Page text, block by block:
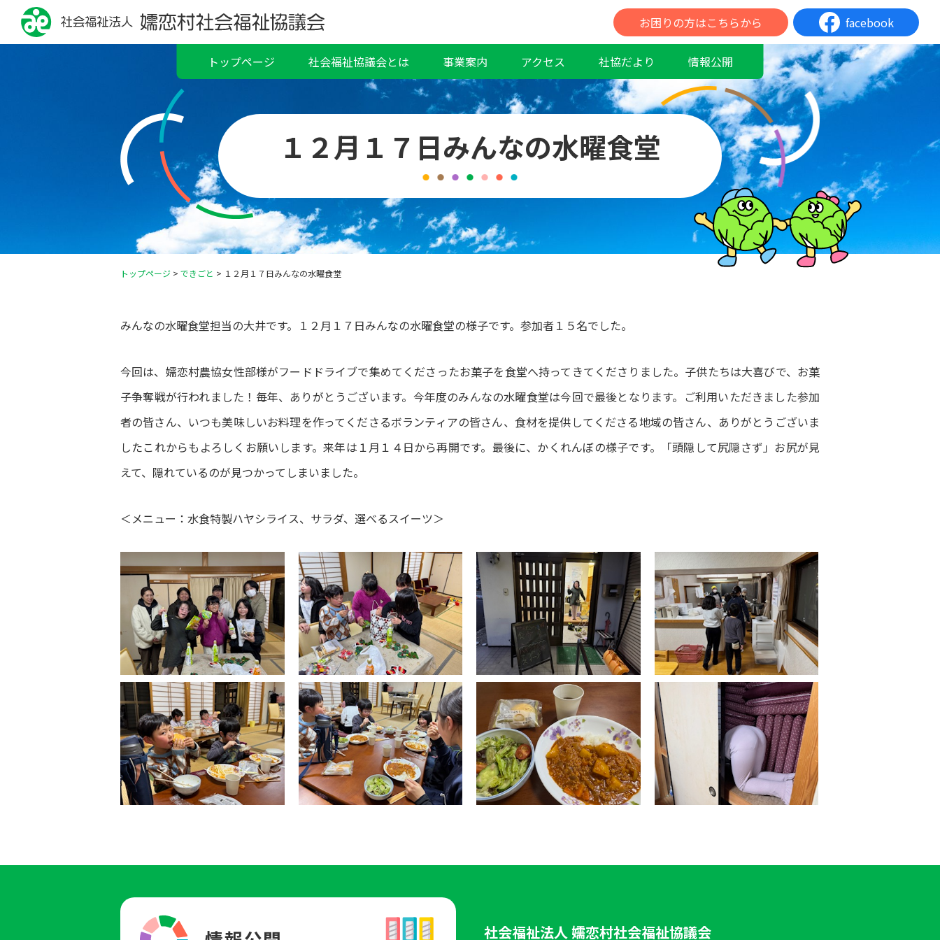
お困りの方はこちらから facebook
トップページ 社会福祉協議会とは 事業案内 アクセス 社協だより 情報公開
１２月１７日みんなの水曜食堂
トップページ > できごと > １２月１７日みんなの水曜食堂
みんなの水曜食堂担当の大井です。１２月１７日みんなの水曜食堂の様子です。参加者１５名でした。
今回は、嬬恋村農協女性部様がフードドライブで集めてくださったお菓子を食堂へ持ってきてくださりました。子供たちは大喜びで、お菓
子争奪戦が行われました！毎年、ありがとうございます。今年度のみんなの水曜食堂は今回で最後となります。ご利用いただきました参加
者の皆さん、いつも美味しいお料理を作ってくださるボランティアの皆さん、食材を提供してくださる地域の皆さん、ありがとうございま
したこれからもよろしくお願いします。来年は１月１４日から再開です。最後に、かくれんぼの様子です。「頭隠して尻隠さず」お尻が見
えて、隠れているのが見つかってしまいました。
＜メニュー：水食特製ハヤシライス、サラダ、選べるスイーツ＞
社会福祉法人 嬬恋村社会福祉協議会